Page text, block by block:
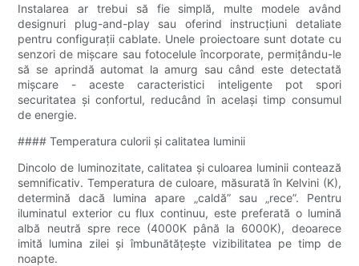
Instalarea ar trebui să fie simplă, multe modele având
designuri plug-and-play sau oferind instrucțiuni detaliate
pentru configurații cablate. Unele proiectoare sunt dotate cu
senzori de mișcare sau fotocelule încorporate, permițându-le
să se aprindă automat la amurg sau când este detectată
mișcare - aceste caracteristici inteligente pot spori
securitatea și confortul, reducând în același timp consumul
de energie.
#### Temperatura culorii și calitatea luminii
Dincolo de luminozitate, calitatea și culoarea luminii contează
semnificativ. Temperatura de culoare, măsurată în Kelvini (K),
determină dacă lumina apare „caldă” sau „rece”. Pentru
iluminatul exterior cu flux continuu, este preferată o lumină
albă neutră spre rece (4000K până la 6000K), deoarece
imită lumina zilei și îmbunătățește vizibilitatea pe timp de
noapte.